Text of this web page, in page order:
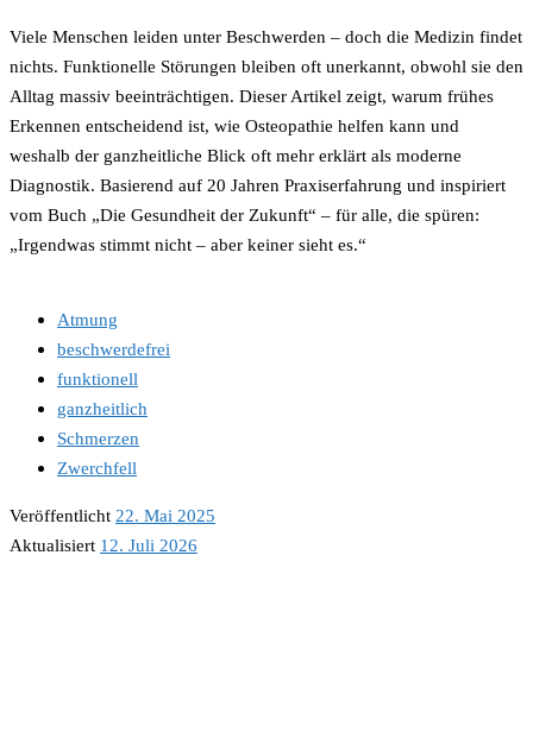
Viele Menschen leiden unter Beschwerden – doch die Medizin findet
nichts. Funktionelle Störungen bleiben oft unerkannt, obwohl sie den
Alltag massiv beeinträchtigen. Dieser Artikel zeigt, warum frühes
Erkennen entscheidend ist, wie Osteopathie helfen kann und
weshalb der ganzheitliche Blick oft mehr erklärt als moderne
Diagnostik. Basierend auf 20 Jahren Praxiserfahrung und inspiriert
vom Buch „Die Gesundheit der Zukunft“ – für alle, die spüren:
„Irgendwas stimmt nicht – aber keiner sieht es.“
Atmung
beschwerdefrei
funktionell
ganzheitlich
Schmerzen
Zwerchfell
Veröffentlicht 22. Mai 2025
Aktualisiert 12. Juli 2026